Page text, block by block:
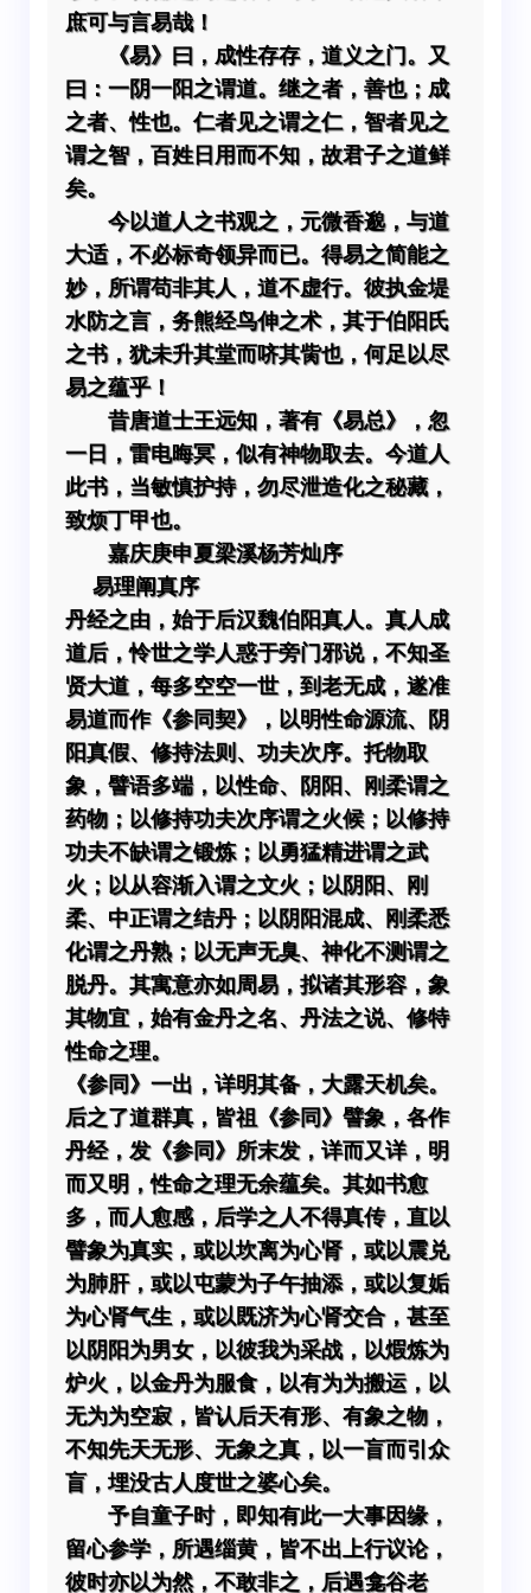
庶可与言易哉！
《易》曰，成性存存，道义之门。又
曰：一阴一阳之谓道。继之者，善也；成
之者、性也。仁者见之谓之仁，智者见之
谓之智，百姓日用而不知，故君子之道鲜
矣。
今以道人之书观之，元微香邈，与道
大适，不必标奇领异而已。得易之简能之
妙，所谓苟非其人，道不虚行。彼执金堤
水防之言，务熊经鸟伸之术，其于伯阳氏
之书，犹未升其堂而哜其胔也，何足以尽
易之蕴乎！
昔唐道士王远知，著有《易总》，忽
一日，雷电晦冥，似有神物取去。今道人
此书，当敏慎护持，勿尽泄造化之秘藏，
致烦丁甲也。
嘉庆庚申夏梁溪杨芳灿序
易理阐真序
丹经之由，始于后汉魏伯阳真人。真人成
道后，怜世之学人惑于旁门邪说，不知圣
贤大道，每多空空一世，到老无成，遂准
易道而作《参同契》，以明性命源流、阴
阳真假、修持法则、功夫次序。托物取
象，譬语多端，以性命、阴阳、刚柔谓之
药物；以修持功夫次序谓之火候；以修持
功夫不缺谓之锻炼；以勇猛精进谓之武
火；以从容渐入谓之文火；以阴阳、刚
柔、中正谓之结丹；以阴阳混成、刚柔悉
化谓之丹熟；以无声无臭、神化不测谓之
脱丹。其寓意亦如周易，拟诸其形容，象
其物宜，始有金丹之名、丹法之说、修特
性命之理。
《参同》一出，详明其备，大露天机矣。
后之了道群真，皆祖《参同》譬象，各作
丹经，发《参同》所末发，详而又详，明
而又明，性命之理无余蕴矣。其如书愈
多，而人愈感，后学之人不得真传，直以
譬象为真实，或以坎离为心肾，或以震兑
为肺肝，或以屯蒙为子午抽添，或以复姤
为心肾气生，或以既济为心肾交合，甚至
以阴阳为男女，以彼我为采战，以煆炼为
炉火，以金丹为服食，以有为为搬运，以
无为为空寂，皆认后天有形、有象之物，
不知先天无形、无象之真，以一盲而引众
盲，埋没古人度世之婆心矣。
予自童子时，即知有此一大事因缘，
留心参学，所遇缁黄，皆不出上行议论，
彼时亦以为然，不敢非之，后遇龛谷老